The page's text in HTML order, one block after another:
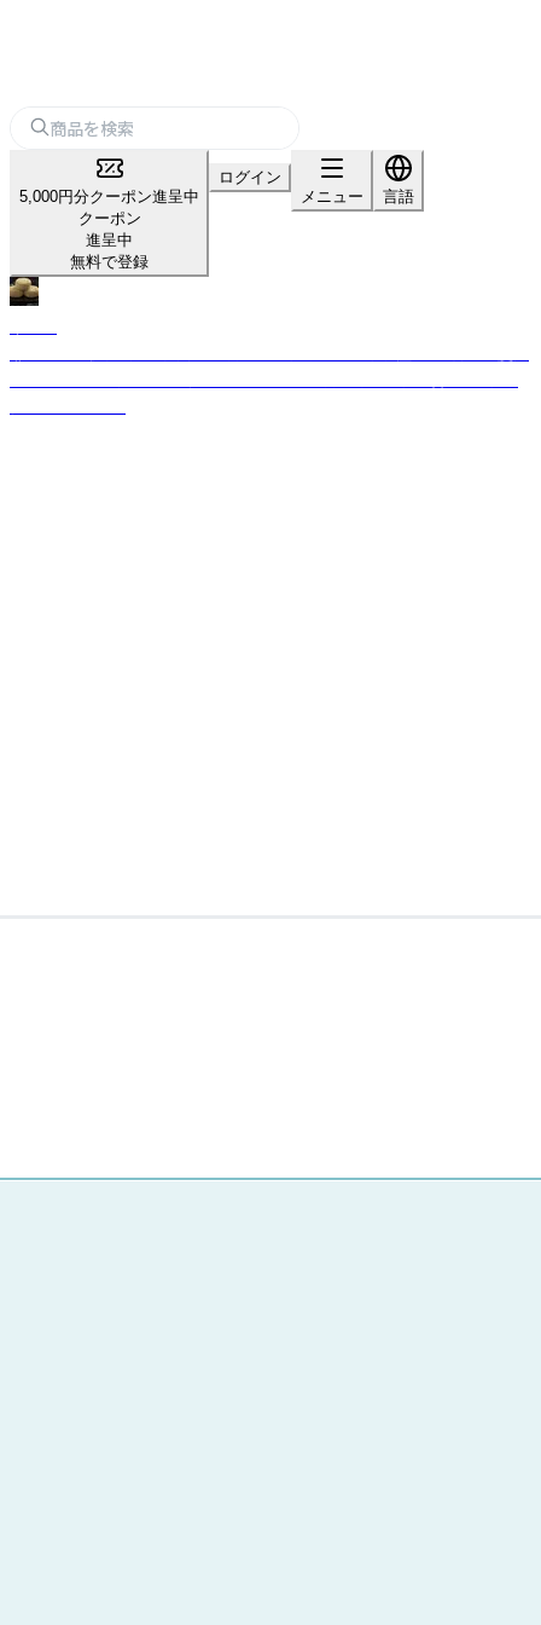
5,000円分クーポン進呈中
クーポン
進呈中
無料で登録
ログイン
メニュー
言語